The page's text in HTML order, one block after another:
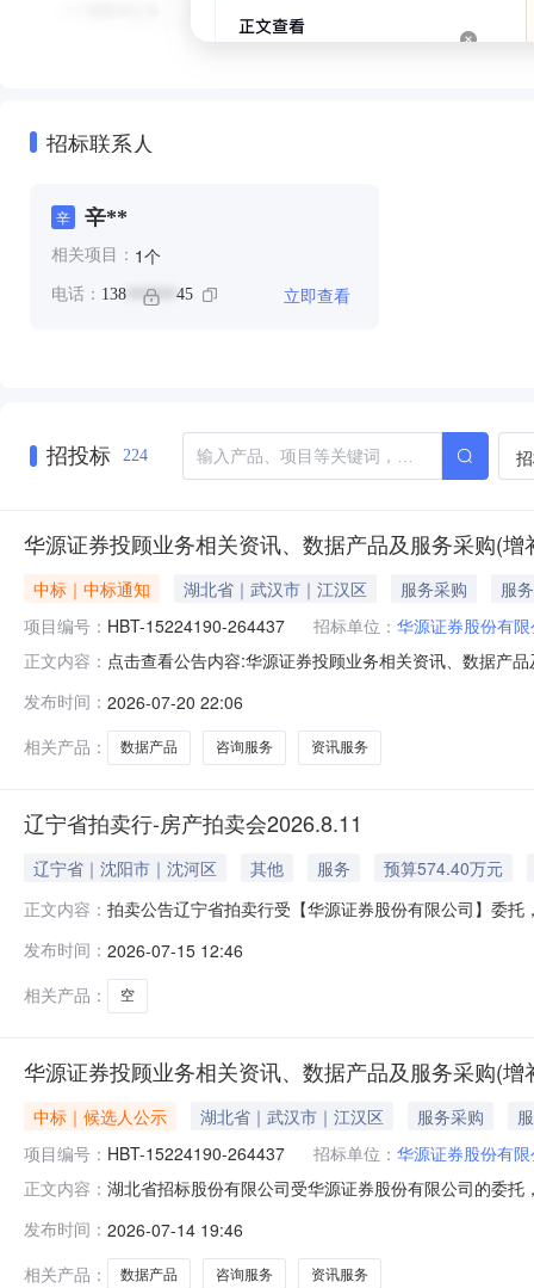
招标联系人
辛 辛**
相关项目： 1个
电话： 138 ****** 45 立即查看
招投标 224
华源证券投顾业务相关资讯、数据产品及服务采购(增
中标｜中标通知 湖北省｜武汉市｜江汉区 服务采购
服务
项目编号： HBT-15224190-264437 招标单位： 华源证券股份有
正文内容： 点击查看公告内容:华源证券投顾业务相关资讯、数据产
发布时间： 2026-07-20 22:06
相关产品：
数据产品 咨询服务 资讯服务
辽宁省拍卖行-房产拍卖会2026.8.11
辽宁省｜沈阳市｜沈河区 其他 服务
预算574.40万元
正文内容： 拍卖公告辽宁省拍卖行受【华源证券股份有限公司】委
12月19日标的按现状整起拍价：574.4万元预展时间：
发布时间： 2026-07-15 12:46
相关产品：
空
华源证券投顾业务相关资讯、数据产品及服务采购(增
中标｜候选人公示 湖北省｜武汉市｜江汉区 服务采购
项目编号： HBT-15224190-264437 招标单位： 华源证券股份有
正文内容： 湖北省招标股份有限公司受华源证券股份有限公司的委
15224190-264437二、招标项目简要说明：华源证券投
服务平台上发布了招标公
发布时间： 2026-07-14 19:46
相关产品：
数据产品 咨询服务 资讯服务